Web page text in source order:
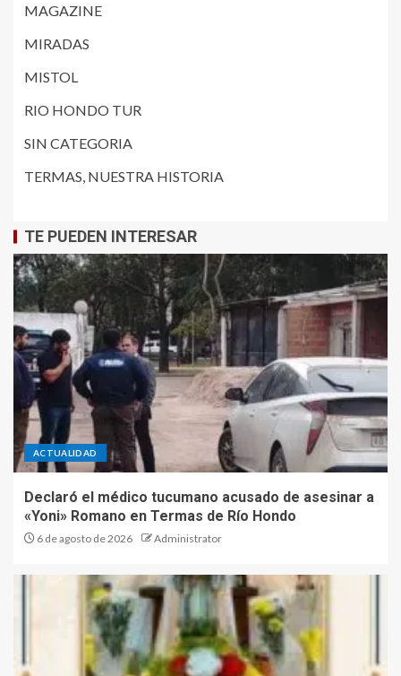
MAGAZINE
MIRADAS
MISTOL
RIO HONDO TUR
SIN CATEGORIA
TERMAS, NUESTRA HISTORIA
TE PUEDEN INTERESAR
ACTUALIDAD
Declaró el médico tucumano acusado de asesinar a
«Yoni» Romano en Termas de Río Hondo
6 de agosto de 2026 Administrator